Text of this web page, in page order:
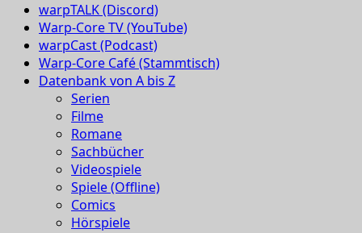
warpTALK (Discord)
Warp-Core TV (YouTube)
warpCast (Podcast)
Warp-Core Café (Stammtisch)
Datenbank von A bis Z
Serien
Filme
Romane
Sachbücher
Videospiele
Spiele (Offline)
Comics
Hörspiele